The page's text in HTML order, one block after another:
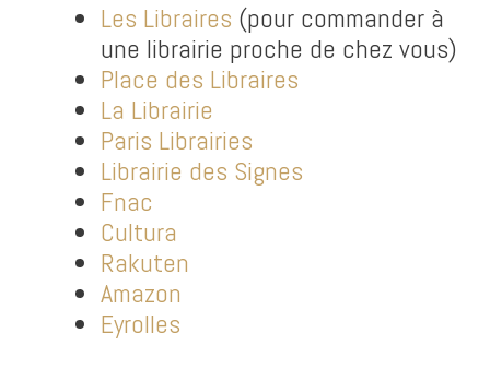
Les Libraires (pour commander à
une librairie proche de chez vous)
Place des Libraires
La Librairie
Paris Librairies
Librairie des Signes
Fnac
Cultura
Rakuten
Amazon
Eyrolles